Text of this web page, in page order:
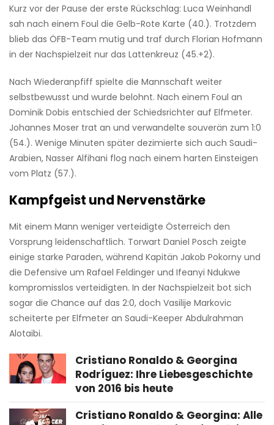
Kurz vor der Pause der erste Rückschlag: Luca Weinhandl
sah nach einem Foul die Gelb-Rote Karte (40.). Trotzdem
blieb das ÖFB-Team mutig und traf durch Florian Hofmann
in der Nachspielzeit nur das Lattenkreuz (45.+2).
Nach Wiederanpfiff spielte die Mannschaft weiter
selbstbewusst und wurde belohnt. Nach einem Foul an
Dominik Dobis entschied der Schiedsrichter auf Elfmeter.
Johannes Moser trat an und verwandelte souverän zum 1:0
(54.). Wenige Minuten später dezimierte sich auch Saudi-
Arabien, Nasser Alfihani flog nach einem harten Einsteigen
vom Platz (57.).
Kampfgeist und Nervenstärke
Mit einem Mann weniger verteidigte Österreich den
Vorsprung leidenschaftlich. Torwart Daniel Posch zeigte
einige starke Paraden, während Kapitän Jakob Pokorny und
die Defensive um Rafael Feldinger und Ifeanyi Ndukwe
kompromisslos verteidigten. In der Nachspielzeit bot sich
sogar die Chance auf das 2:0, doch Vasilije Markovic
scheiterte per Elfmeter an Saudi-Keeper Abdulrahman
Alotaibi.
Cristiano Ronaldo & Georgina
Rodríguez: Ihre Liebesgeschichte
von 2016 bis heute
Cristiano Ronaldo & Georgina: Alle